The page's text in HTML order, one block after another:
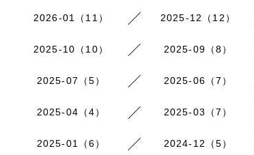
2026-01（11） 2025-12（12）
2025-10（10） 2025-09（8）
2025-07（5） 2025-06（7）
2025-04（4） 2025-03（7）
2025-01（6） 2024-12（5）